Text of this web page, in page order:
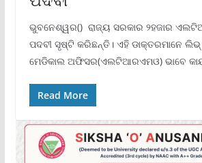
ଭୁବନେଶ୍ୱର() ରାଜ୍ୟ ସରକାର ୨ହଜାର
ପଦବୀ ସୃଷ୍ଟି କରିଛନ୍ତି। ଏହି ଡାକ୍ତରମାନେ ଲିଭ୍
ମେଡିକାଲ ଅଫିସର(ଏଲଟିଆରଏମଓ) ଭାବେ
Read More